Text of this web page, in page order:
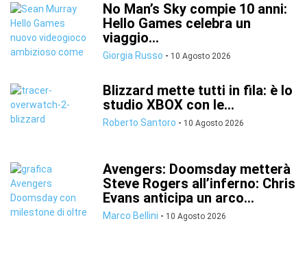
No Man’s Sky compie 10 anni:
Hello Games celebra un
viaggio...
Giorgia Russo - 10 Agosto 2026
Blizzard mette tutti in fila: è lo
studio XBOX con le...
Roberto Santoro - 10 Agosto 2026
Avengers: Doomsday metterà
Steve Rogers all’inferno: Chris
Evans anticipa un arco...
Marco Bellini - 10 Agosto 2026